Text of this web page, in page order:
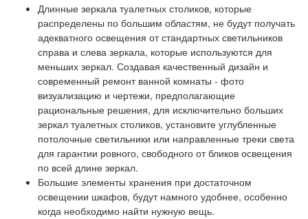
Длинные зеркала туалетных столиков, которые
распределены по большим областям, не будут получать
адекватного освещения от стандартных светильников
справа и слева зеркала, которые используются для
меньших зеркал. Создавая качественный дизайн и
современный ремонт ванной комнаты - фото
визуализацию и чертежи, предполагающие
рациональные решения, для исключительно больших
зеркал туалетных столиков, установите углубленные
потолочные светильники или направленные треки света
для гарантии ровного, свободного от бликов освещения
по всей длине зеркал.
Большие элементы хранения при достаточном
освещении шкафов, будут намного удобнее, особенно
когда необходимо найти нужную вещь.